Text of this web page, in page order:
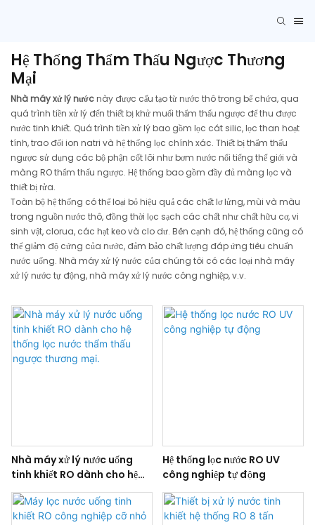
Hệ Thống Thẩm Thấu Ngược Thương
Mại
Nhà máy xử lý nướcnày được cấu tạo từ nước thô trong bể chứa, qua
quá trình tiền xử lý đến thiết bị khử muối thẩm thấu ngược để thu được
nước tinh khiết. Quá trình tiền xử lý bao gồm lọc cát silic, lọc than hoạt
tính, trao đổi ion natri và hệ thống lọc chính xác. Thiết bị thẩm thấu
ngược sử dụng các bộ phận cốt lõi như bơm nước nổi tiếng thế giới và
màng RO thẩm thấu ngược. Hệ thống bao gồm đầy đủ màng lọc và
thiết bị rửa.
Toàn bộ hệ thống có thể loại bỏ hiệu quả các chất lơ lửng, mùi và màu
trong nguồn nước thô, đồng thời lọc sạch các chất như chất hữu cơ, vi
sinh vật, clorua, các hạt keo và clo dư. Bên cạnh đó, hệ thống cũng có
thể giảm độ cứng của nước, đảm bảo chất lượng đáp ứng tiêu chuẩn
nước uống. Nhà máy xử lý nước của chúng tôi có các loại nhà máy
xử lý nước tự động, nhà máy xử lý nước công nghiệp, v.v.
Nhà máy xử lý nước uống
tinh khiết RO dành cho hệ
thống lọc nước thẩm thấu
ngược thương mại.
Hệ thống lọc nước RO UV
công nghiệp tự động